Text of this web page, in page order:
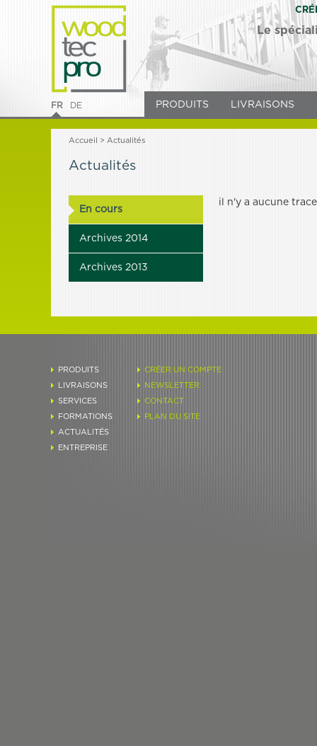
FR DE
Le
PRODUITS LIVRAISONS
Accueil > Actualités
Actualités
En cours
Archives 2014
Archives 2013
il n'y a aucune
PRODUITS
LIVRAISONS
SERVICES
FORMATIONS
ACTUALITÉS
ENTREPRISE
CRÉER UN COMPTE
NEWSLETTER
CONTACT
PLAN DU SITE